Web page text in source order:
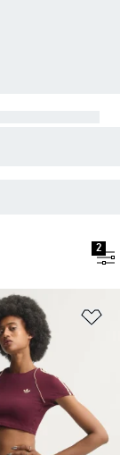
2
deseos